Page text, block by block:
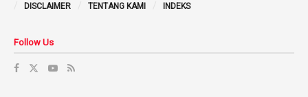
DISCLAIMER
TENTANG KAMI INDEKS
Follow Us